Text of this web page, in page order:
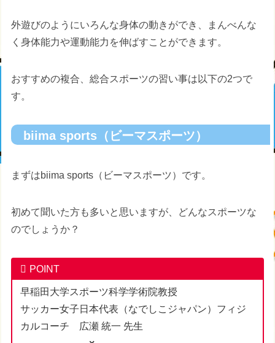
外遊びのようにいろんな身体の動きができ、まんべんな
く身体能力や運動能力を伸ばすことができます。
おすすめの複合、総合スポーツの習い事は以下の2つで
す。
biima sports（ビーマスポーツ）
まずはbiima sports（ビーマスポーツ）です。
初めて聞いた方も多いと思いますが、どんなスポーツな
のでしょうか？
POINT
早稲田大学スポーツ科学学術院教授
サッカー女子日本代表（なでしこジャパン）フィジ
カルコーチ 広瀬 統一 先生